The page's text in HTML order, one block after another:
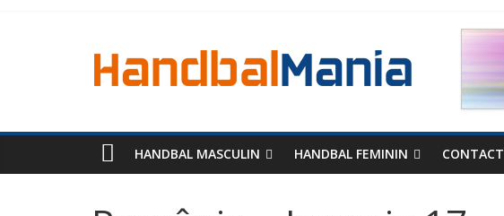
HANDBAL MASCULIN HANDBAL FEMININ CONTACT